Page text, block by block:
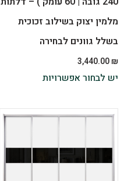
מלמין יצוק בשילוב זכוכית
בשלל גוונים לבחירה
3,440.00 ₪
יש לבחור אפשרויות